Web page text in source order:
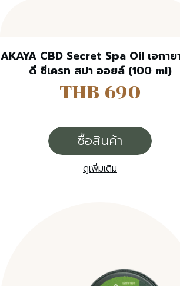
AKAYA CBD Secret Spa Oil เอกา
ดี ซีเครท สปา ออยล์ (100 ml)
THB 690
ซื้อสินค้า
ดูเพิ่มเติม